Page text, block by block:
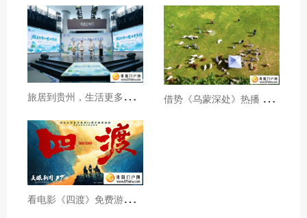
旅
居到贵州，生活更多彩！贵旅集团2026年夏季产品推介会在沪举行 借
势《乌蒙深处》热播 黔西市推动影视流量变游客“留量”
看
电影《四渡》免费游贵州A级景区、领500元票根消费券